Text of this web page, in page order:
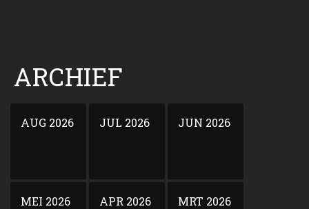
ARCHIEF
AUG 2026 JUL 2026 JUN 2026
MEI 2026 APR 2026 MRT 2026